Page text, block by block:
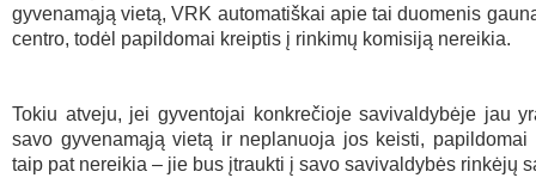
gyvenamąją vietą, VRK automatiškai apie tai duomenis
centro, todėl papildomai kreiptis į rinkimų komisiją nereikia.
Tokiu atveju, jei gyventojai konkrečioje savivaldybėje jau
savo gyvenamąją vietą ir neplanuoja jos keisti, papildomai
taip pat nereikia – jie bus įtraukti į savo savivaldybės rinkėjų